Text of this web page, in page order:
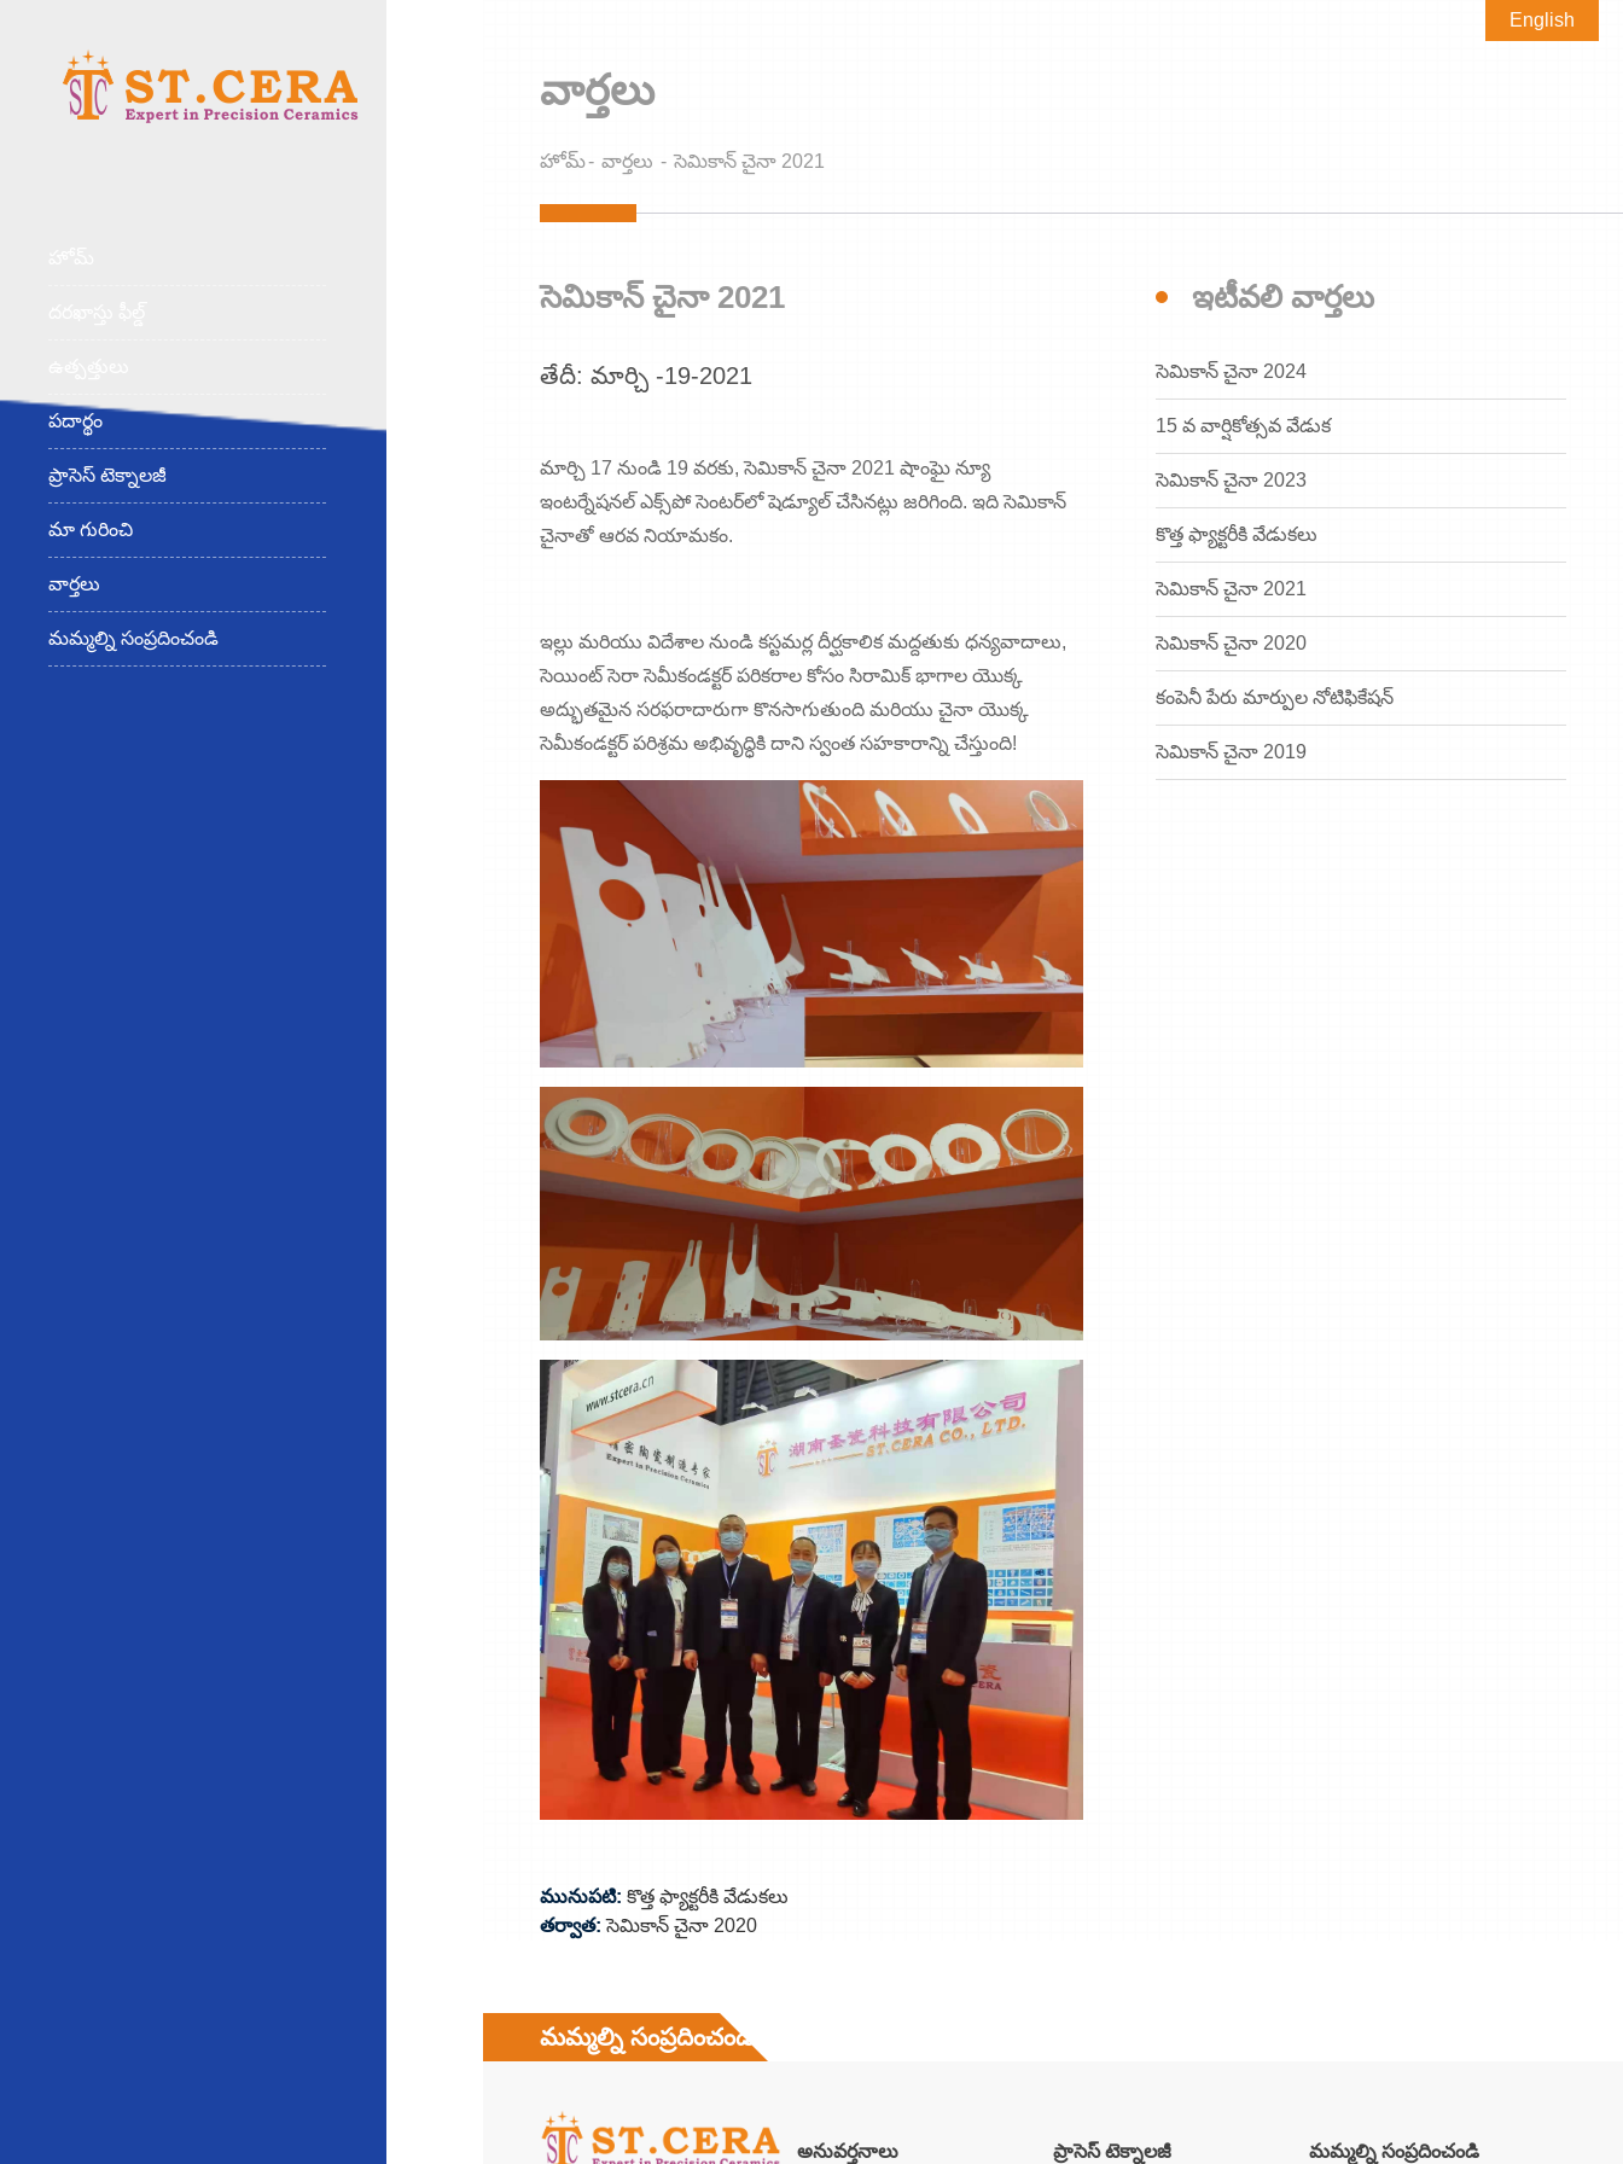
పదార్థం
ప్రాసెస్ టెక్నాలజీ
మా గురించి
వార్తలు
మమ్మల్ని సంప్రదించండి
English
వార్తలు
హోమ్ వార్తలు సెమికాన్ చైనా 2021
సెమికాన్ చైనా 2021
తేదీ: మార్చి -19-2021
మార్చి 17 నుండి 19 వరకు, సెమికాన్ చైనా 2021 షాంఘై న్యూ
ఇంటర్నేషనల్ ఎక్స్‌పో సెంటర్‌లో షెడ్యూల్ చేసినట్లు జరిగింది. ఇది సెమికాన్
చైనాతో ఆరవ నియామకం.
ఇల్లు మరియు విదేశాల నుండి కస్టమర్ల దీర్ఘకాలిక మద్దతుకు ధన్యవాదాలు,
సెయింట్ సెరా సెమీకండక్టర్ పరికరాల కోసం సిరామిక్ భాగాల యొక్క
అద్భుతమైన సరఫరాదారుగా కొనసాగుతుంది మరియు చైనా యొక్క
సెమీకండక్టర్ పరిశ్రమ అభివృద్ధికి దాని స్వంత సహకారాన్ని చేస్తుంది!
మునుపటి: కొత్త ఫ్యాక్టరీకి వేడుకలు
తర్వాత: సెమికాన్ చైనా 2020
ఇటీవలి వార్తలు
సెమికాన్ చైనా 2024
15 వ వార్షికోత్సవ వేడుక
సెమికాన్ చైనా 2023
కొత్త ఫ్యాక్టరీకి వేడుకలు
సెమికాన్ చైనా 2021
సెమికాన్ చైనా 2020
కంపెనీ పేరు మార్పుల నోటిఫికేషన్
సెమికాన్ చైనా 2019
మమ్మల్ని సంప్రదించండి
అనువర్తనాలు ప్రాసెస్ టెక్నాలజీ మమ్మల్ని సంప్రదించండి